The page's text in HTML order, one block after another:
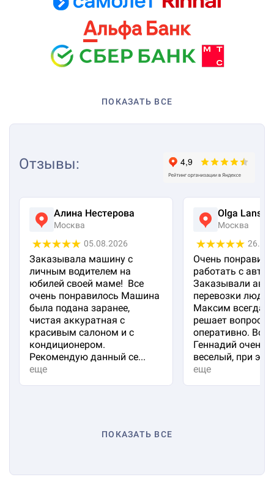
ПОКАЗАТЬ ВСЕ
Отзывы:
Алина Нестерова
Москва
05.08.2026
Заказывала машину с
личным водителем на
юбилей своей маме! Все
очень понравилось Машина
была подана заранее,
чистая аккуратная с
красивым салоном и с
кондиционером.
Рекомендую данный се...
еще
Olga
Москва
Очень
работать с авто
Заказывали
перевозки
Максим всегда
решает вопросы
оперативно.
Геннадий очень
веселый, при эт...
еще
ПОКАЗАТЬ ВСЕ